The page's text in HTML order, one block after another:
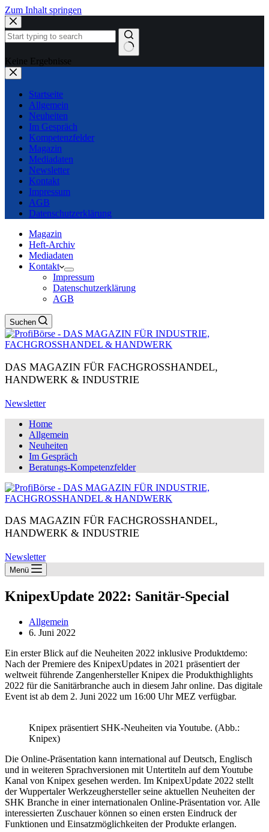
Zum Inhalt springen
Keine Ergebnisse
Startseite
Allgemein
Neuheiten
Im Gespräch
Kompetenzfelder
Magazin
Mediadaten
Newsletter
Kontakt
Impressum
AGB
Datenschutzerklärung
Magazin
Heft-Archiv
Mediadaten
Kontakt
Impressum
Datenschutzerklärung
AGB
Suchen
DAS MAGAZIN FÜR FACHGROSSHANDEL,
HANDWERK & INDUSTRIE
Newsletter
Home
Allgemein
Neuheiten
Im Gespräch
Beratungs-Kompetenzfelder
DAS MAGAZIN FÜR FACHGROSSHANDEL,
HANDWERK & INDUSTRIE
Newsletter
Menü
KnipexUpdate 2022: Sanitär-Special
Allgemein
6. Juni 2022
Ein erster Blick auf die Neuheiten 2022 inklusive Produktdemo:
Nach der Premiere des KnipexUpdates in 2021 präsentiert der
weltweit führende Zangenhersteller Knipex die Produkthighlights
2022 für die Sanitärbranche auch in diesem Jahr online. Das digitale
Event ist ab dem 2. Juni 2022 um 16:00 Uhr MEZ verfügbar.
Knipex präsentiert SHK-Neuheiten via Youtube. (Abb.:
Knipex)
Die Online-Präsentation kann international auf Deutsch, Englisch
und in weiteren Sprachversionen mit Untertiteln auf dem Youtube
Kanal von Knipex gesehen werden. Im KnipexUpdate 2022 stellt
der Wuppertaler Werkzeughersteller seine aktuellen Neuheiten der
SHK Branche in einer internationalen Online-Präsentation vor. Alle
interessierten Zuschauer können so einen ersten Eindruck der
Funktionen und Einsatzmöglichkeiten der Produkte erlangen.